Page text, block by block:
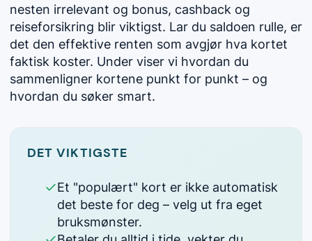
nesten irrelevant og bonus, cashback og
reiseforsikring blir viktigst. Lar du saldoen rulle, er
det den effektive renten som avgjør hva kortet
faktisk koster. Under viser vi hvordan du
sammenligner kortene punkt for punkt – og
hvordan du søker smart.
DET VIKTIGSTE
Et "populært" kort er ikke automatisk
det beste for deg – velg ut fra eget
bruksmønster.